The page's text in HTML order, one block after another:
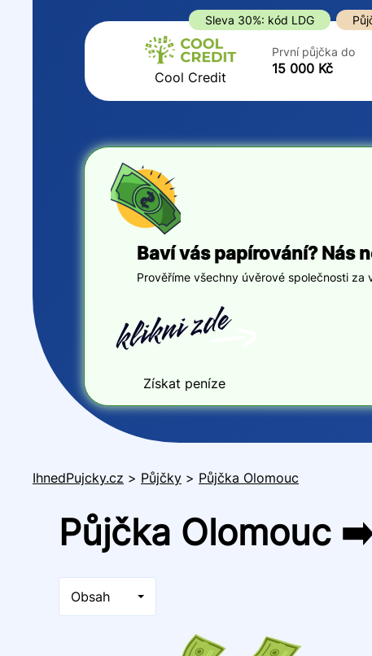
Sleva 30%: kód LDG
Cool Credit
První půjčka do
15 000 Kč
Baví vás papírování? Nás
Prověříme všechny úvěrové společnosti
Získat peníze
IhnedPujcky.cz > Půjčky > Půjčka Olomouc
Půjčka Olomouc
Obsah